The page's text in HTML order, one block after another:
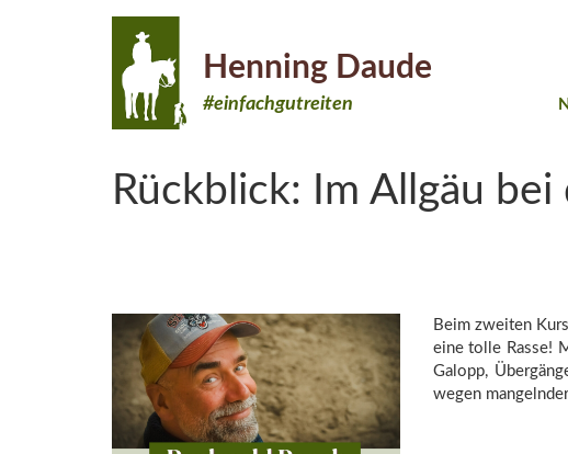
Henning Daude
#einfachgutreiten
Rückblick: Im Allgäu bei
Beim zweiten
eine tolle Rasse!
Galopp,
wegen